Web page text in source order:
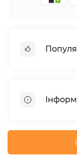
Відпочинок,
Товари для
Умови